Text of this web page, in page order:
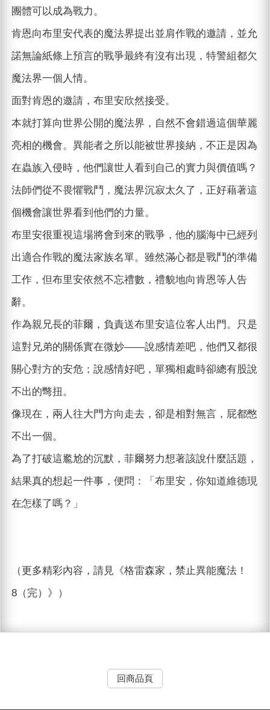
團體可以成為戰力。
肯恩向布里安代表的魔法界提出並肩作戰的邀請，並允
諾無論紙條上預言的戰爭最終有沒有出現，特警組都欠
魔法界一個人情。
面對肯恩的邀請，布里安欣然接受。
本就打算向世界公開的魔法界，自然不會錯過這個華麗
亮相的機會。異能者之所以能被世界接納，不正是因為
在蟲族入侵時，他們讓世人看到自己的實力與價值嗎？
法師們從不畏懼戰鬥，魔法界沉寂太久了，正好藉著這
個機會讓世界看到他們的力量。
布里安很重視這場將會到來的戰爭，他的腦海中已經列
出適合作戰的魔法家族名單。雖然滿心都是戰鬥的準備
工作，但布里安依然不忘禮數，禮貌地向肯恩等人告
辭。
作為親兄長的菲爾，負責送布里安這位客人出門。只是
這對兄弟的關係實在微妙——說感情差吧，他們又都很
關心對方的安危；說感情好吧，單獨相處時卻總有股說
不出的彆扭。
像現在，兩人往大門方向走去，卻是相對無言，屁都憋
不出一個。
為了打破這尷尬的沉默，菲爾努力想著該說什麼話題，
結果真的想起一件事，便問：「布里安，你知道維德現
在怎樣了嗎？」
（更多精彩內容，請見《格雷森家，禁止異能魔法！
8（完）》）
回商品頁